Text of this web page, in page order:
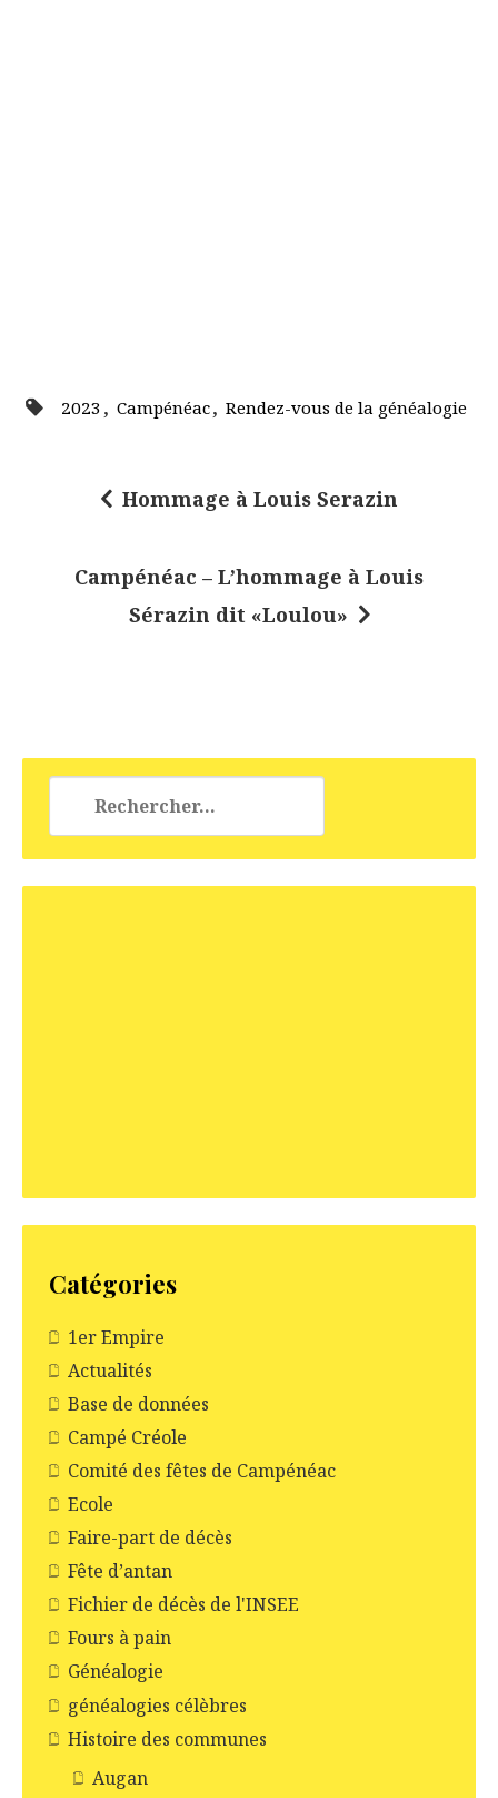
2023 , Campénéac, Rendez-vous de la généalogie
n
d
Hommage à Louis Serazin
Campénéac – L’hommage à Louis
Sérazin dit «Loulou»
Catégories
1er Empire
Actualités
Base de données
Campé Créole
Comité des fêtes de Campénéac
Ecole
Faire-part de décès
Fête d’antan
Fichier de décès de l'INSEE
Fours à pain
Généalogie
généalogies célèbres
Histoire des communes
Augan